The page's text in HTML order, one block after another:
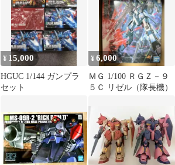
¥ 15,000
HGUC 1/144 ガンプラ
セット
¥6,000
ＭＧ 1/100 ＲＧＺ－９
５Ｃ リゼル（隊長機）